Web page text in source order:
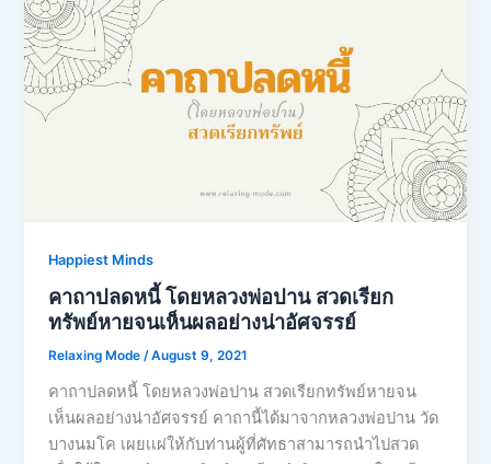
Happiest Minds
คาถาปลดหนี้ โดยหลวงพ่อปาน สวดเรียก
ทรัพย์หายจนเห็นผลอย่างน่าอัศจรรย์
Relaxing Mode/August 9, 2021
คาถาปลดหนี้ โดยหลวงพ่อปาน สวดเรียกทรัพย์หายจน
เห็นผลอย่างน่าอัศจรรย์ คาถานี้ได้มาจากหลวงพ่อปาน วัด
บางนมโค เผยเเผ่ให้กับท่านผู้ที่ศัทธาสามารถนำไปสวด